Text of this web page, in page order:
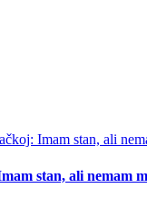
stan, ali nemam